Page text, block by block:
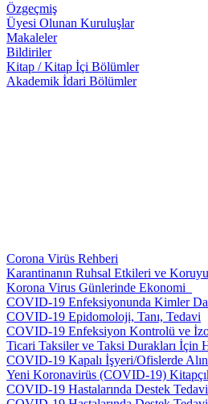
Özgeçmiş
Üyesi Olunan Kuruluşlar
Makaleler
Bildiriler
Kitap / Kitap İçi Bölümler
Akademik İdari Bölümler
Corona Virüs Rehberi
Karantinanın Ruhsal Etkileri ve
Korona Virus Günlerinde Ekonomi_
COVID-19 Enfeksiyonunda Kimler
COVID-19 Epidomoloji, Tanı, Tedavi
COVID-19 Enfeksiyon Kontrolü ve
Ticari Taksiler ve Taksi Durakları İçin
COVID-19 Kapalı İşyeri/Ofislerde
Yeni Koronavirüs (COVID-19)
COVID-19 Hastalarında Destek